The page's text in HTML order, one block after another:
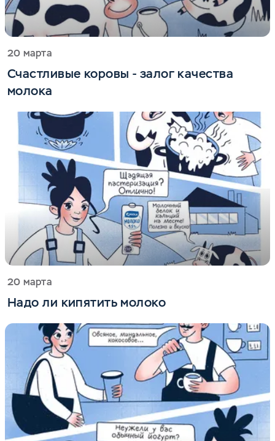
20 марта
Счастливые коровы - залог качества
молока
20 марта
Надо ли кипятить молоко